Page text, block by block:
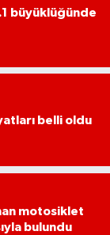
büyüklüğünde
belli oldu
motosiklet
bulundu